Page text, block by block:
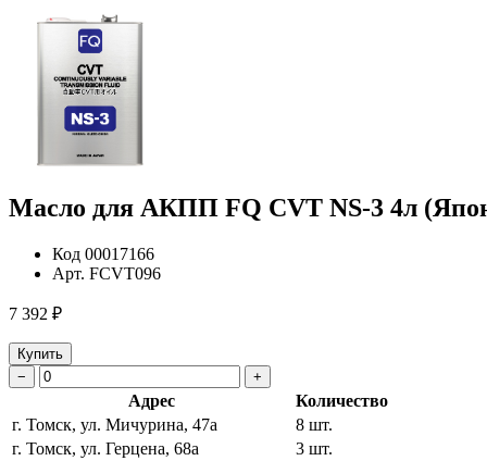
Масло для АКПП FQ CVT NS-3 4л
Код 00017166
Арт. FCVT096
7 392 ₽
Купить
−
+
Адрес
Количество
г. Томск, ул. Мичурина, 47а
8 шт.
г. Томск, ул. Герцена, 68а
3 шт.